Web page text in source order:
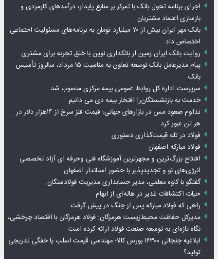
اجرای برنامه تحول بانک با تمرکز بر منابع پایدار، درآمدهای کارمزدی و
بازسازی اعتماد مشتریان
بانک مهر ایران بیش از ۷۰ میلیارد تومان به برنامه‌های مسئولیت اجتماعی
اختصاص داد
روایت بانک ایران زمین از بانکداری نوین با خلق تجربه برای مشتری
پیام مدیرعامل بانک توسعه تعاون به مناسبت ۱۵ مرداد، سالروز تأسیس
بانک
سرپرست اداره کل روابط عمومی بیمه مرکزی منصوب شد
خدمت به بازنشستگان‌را افتخار بیمه دی می دانیم
تداوم صعود مس در بازارهای جهانی؛ قیمت فلز سرخ از ۱۴هزار دلار در
هر تن عبور کرد
فولاد در تله قیمت‌گذاری دستوری
فولاد مبارکه اصفهان
افتتاح بزرگ‌ترین و مجهزترین آموزشگاه فنی وحرفه ای آزاد تخصصی
انرژی‌های نو و تجدیدپذیر با حضور استاندار اصفهان
گفتگو با کاوه معلمی، مدیر حسابداری مدیریت فولادسنگان
حیات اکتشافات غدیر در هاله‌ای از ابهام
راهی که فولاد مبارکه پس از جنگ در پیش گرفت
مدیرکل حفاظت محیط‌زیست هرمزگان: فولاد هرمزگان با اقتصاد چرخشی،
نگاه تازه‌ای به توسعه صنعت فولاد ارائه کرده است
ابلاغیه جنجالی ۱۶۳۰۰ بورس کالا؛ مهندسی قیمت اسلب یا خفگی تدریجی
تولید؟